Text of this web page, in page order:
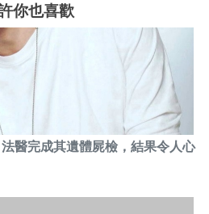
你也喜歡
醫完成其遺體屍檢，結果令人心